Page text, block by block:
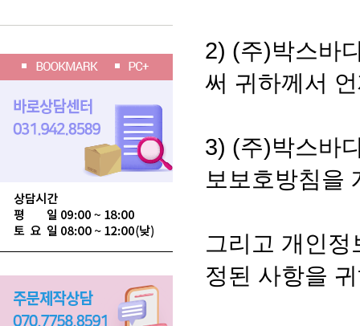
2) (주)박스바
써 귀하께서
3) (주)박스바
보보호방침을
그리고 개인
정된 사항을